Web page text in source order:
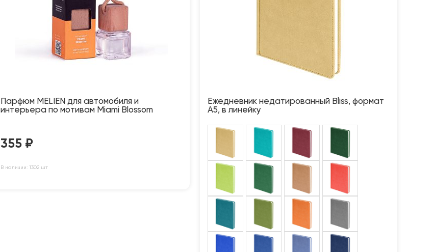
Парфюм MELIEN для автомобиля и
интерьера по мотивам Miami Blossom
355 ₽
В наличии: 1302 шт
Ежедневник недатированный Bliss, формат
А5, в линейку